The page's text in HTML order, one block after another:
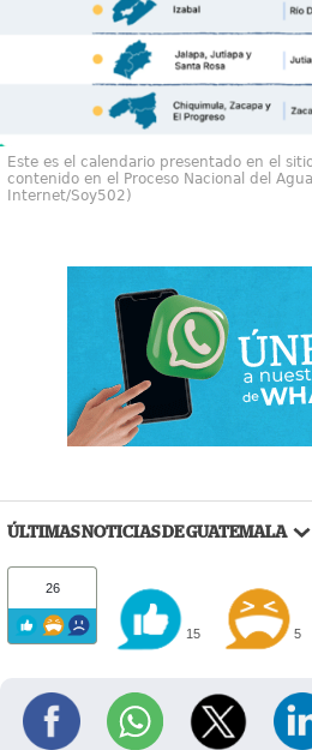
Este es el calendario presentado en el
contenido en el Proceso Nacional del
Internet/Soy502)
ÚLTIMAS NOTICIAS DE GUATEMALA
26
15 5